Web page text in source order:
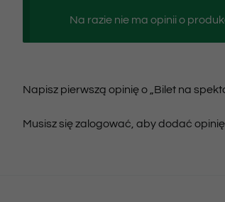
Na razie nie ma opinii o
Napisz pierwszą opinię o „Bilet na
Musisz sięzalogować , aby dodać opinię.